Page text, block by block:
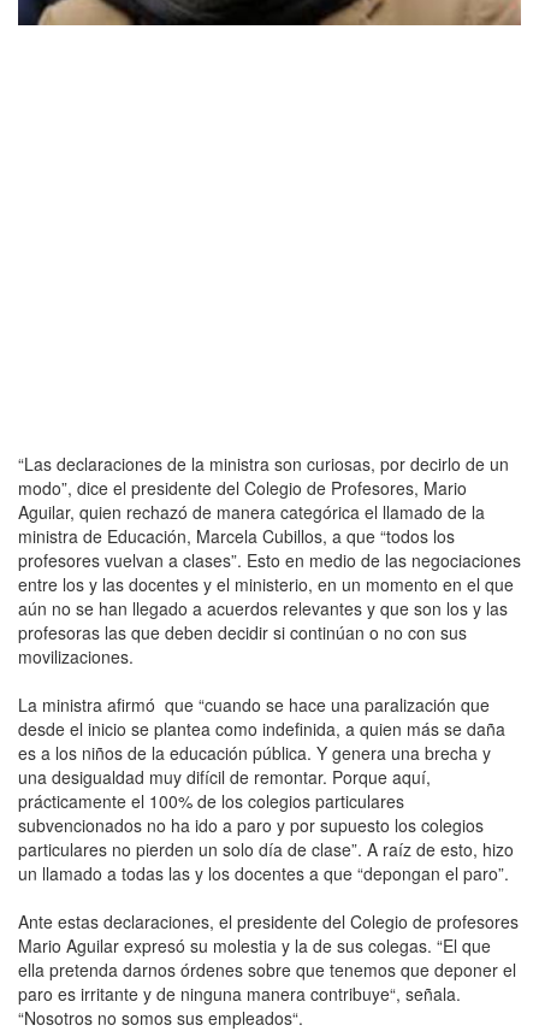
“Las declaraciones de la ministra son curiosas, por decirlo de un
modo”, dice el presidente del Colegio de Profesores, Mario
Aguilar, quien rechazó de manera categórica el llamado de la
ministra de Educación, Marcela Cubillos, a que “todos los
profesores vuelvan a clases”. Esto en medio de las negociaciones
entre los y las docentes y el ministerio, en un momento en el que
aún no se han llegado a acuerdos relevantes y que son los y las
profesoras las que deben decidir si continúan o no con sus
movilizaciones.
La ministra afirmó que “cuando se hace una paralización que
desde el inicio se plantea como indefinida, a quien más se daña
es a los niños de la educación pública. Y genera una brecha y
una desigualdad muy difícil de remontar. Porque aquí,
prácticamente el 100% de los colegios particulares
subvencionados no ha ido a paro y por supuesto los colegios
particulares no pierden un solo día de clase”. A raíz de esto, hizo
un llamado a todas las y los docentes a que “depongan el paro”.
Ante estas declaraciones, el presidente del Colegio de profesores
Mario Aguilar expresó su molestia y la de sus colegas. “El que
ella pretenda darnos órdenes sobre que tenemos que deponer el
paro es irritante y de ninguna manera contribuye“, señala.
“Nosotros no somos sus empleados“.